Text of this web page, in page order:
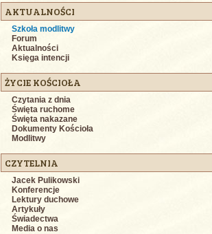
AKTUALNOŚCI
Szkoła modlitwy
Forum
Aktualności
Księga intencji
ŻYCIE KOŚCIOŁA
Czytania z dnia
Święta ruchome
Święta nakazane
Dokumenty Kościoła
Modlitwy
CZYTELNIA
Jacek Pulikowski
Konferencje
Lektury duchowe
Artykuły
Świadectwa
Media o nas